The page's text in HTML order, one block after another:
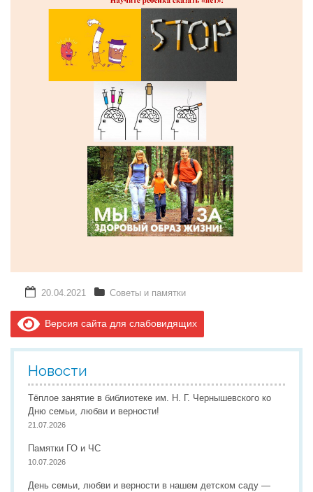
20.04.2021 Советы и памятки
Версия сайта для слабовидящих
Новости
Тёплое занятие в библиотеке им. Н. Г. Чернышевского ко
Дню семьи, любви и верности!
21.07.2026
Памятки ГО и ЧС
10.07.2026
День семьи, любви и верности в нашем детском саду —